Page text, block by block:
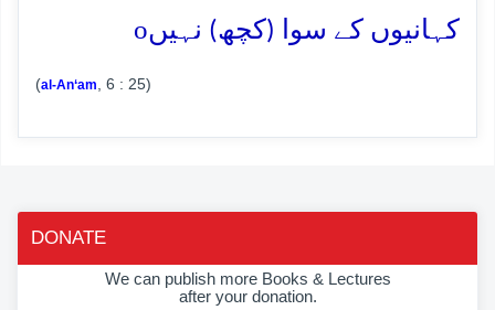
کہانیوں کے سوا (کچھ) نہیںo
(al-An‘am , 6 : 25)
DONATE
We can publish more Books & Lectures
after your donation.